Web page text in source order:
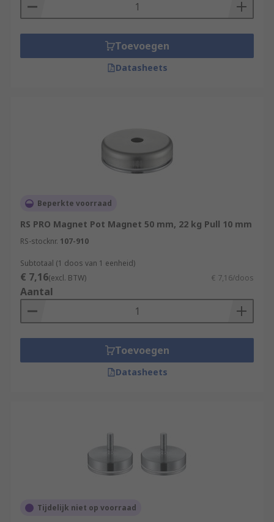
Magnetic materials are made of metal but not all
metals are magnetic. Iron is magnetic and steel
contains iron so these metals will be attracted to
a magnet. Metals like aluminium, copper, gold
and silver are not magnetic.
Toevoegen
Datasheets
Beperkte voorraad
RS PRO Magnet Pot Magnet 50 mm, 22 kg Pull 10 mm
RS-stocknr. 107-910
Subtotaal (1 doos van 1 eenheid)
€ 7,16(excl. BTW) € 7,16/doos
Aantal
Toevoegen
Datasheets
Tijdelijk niet op voorraad